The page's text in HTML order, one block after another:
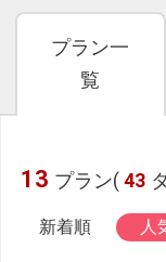
プラン一
覧
13 プラン( 43
新着順 人